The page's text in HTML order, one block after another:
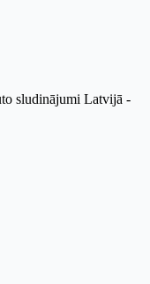
sludinājumi Latvijā -